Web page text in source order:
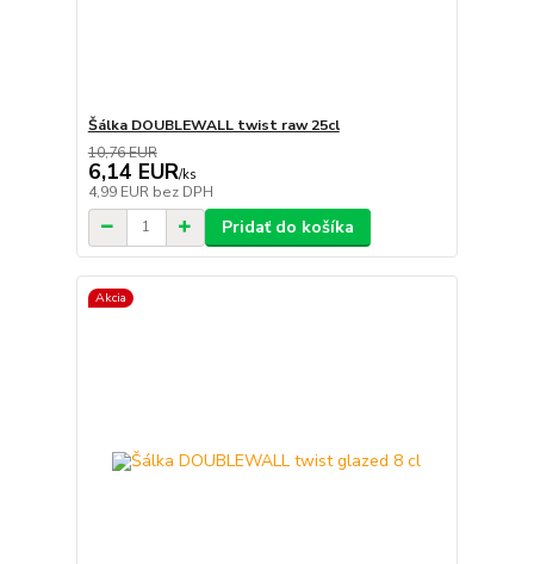
Šálka DOUBLEWALL twist raw 25cl
10,76 EUR
6,14 EUR/ks
4,99 EUR bez DPH
Pridať do košíka
Akcia